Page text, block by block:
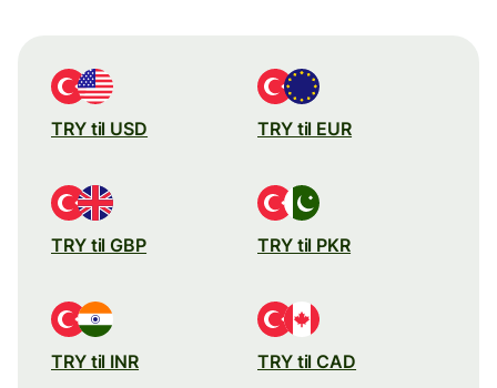
TRY til USD TRY til EUR
TRY til GBP TRY til PKR
TRY til INR TRY til CAD